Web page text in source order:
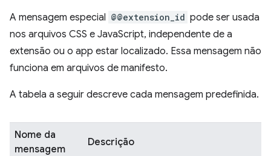
A mensagem especial @@extension_id pode ser usada
nos arquivos CSS e JavaScript, independente de a
extensão ou o app estar localizado. Essa mensagem não
funciona em arquivos de manifesto.
A tabela a seguir descreve cada mensagem predefinida.
Nome da
mensagem
Descrição